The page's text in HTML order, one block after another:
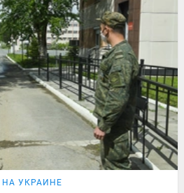
УКРАИНЕ